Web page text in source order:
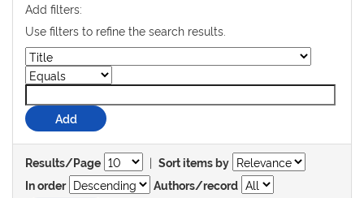
Add filters:
Use filters to refine the search results.
Results/Page | Sort items by
In order
Authors/record